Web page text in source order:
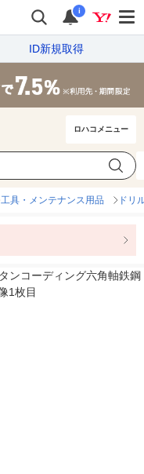
i
ID新規取得
ロハコメニュー
工具・メンテナンス用品 ドリ